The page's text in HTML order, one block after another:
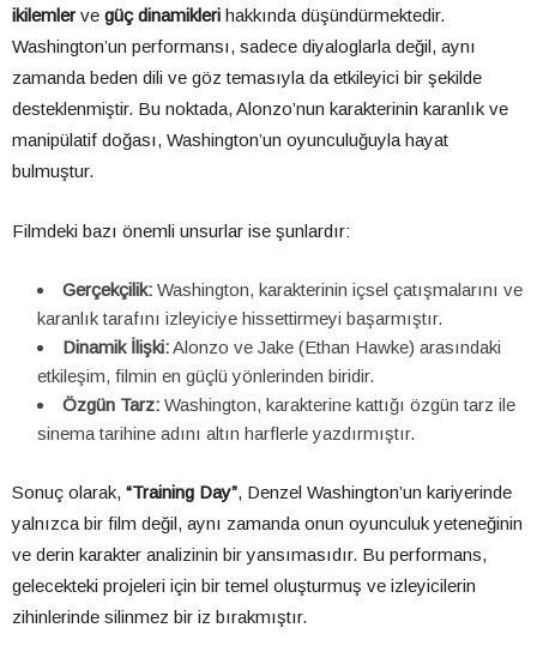
ikilemlerve güç dinamikleri hakkında düşündürmektedir.
Washington’un performansı, sadece diyaloglarla değil, aynı
zamanda beden dili ve göz temasıyla da etkileyici bir şekilde
desteklenmiştir. Bu noktada, Alonzo’nun karakterinin karanlık ve
manipülatif doğası, Washington’un oyunculuğuyla hayat
bulmuştur.
Filmdeki bazı önemli unsurlar ise şunlardır:
Gerçekçilik: Washington, karakterinin içsel çatışmalarını ve
karanlık tarafını izleyiciye hissettirmeyi başarmıştır.
Dinamik İlişki:Alonzo ve Jake (Ethan Hawke) arasındaki
etkileşim, filmin en güçlü yönlerinden biridir.
Özgün Tarz: Washington, karakterine kattığı özgün tarz ile
sinema tarihine adını altın harflerle yazdırmıştır.
Sonuç olarak, “Training Day”, Denzel Washington’un kariyerinde
yalnızca bir film değil, aynı zamanda onun oyunculuk yeteneğinin
ve derin karakter analizinin bir yansımasıdır. Bu performans,
gelecekteki projeleri için bir temel oluşturmuş ve izleyicilerin
zihinlerinde silinmez bir iz bırakmıştır.